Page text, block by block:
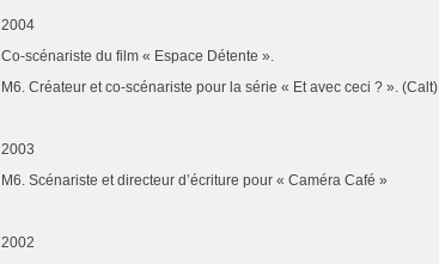
2004
Co-scénariste du film « Espace Détente ».
M6. Créateur et co-scénariste pour la série « Et avec ceci ? ». (Calt)
2003
M6. Scénariste et directeur d’écriture pour « Caméra Café »
2002